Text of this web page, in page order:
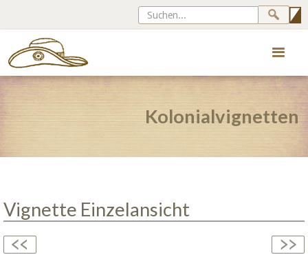
Kolonialvignetten
Vignette Einzelansicht